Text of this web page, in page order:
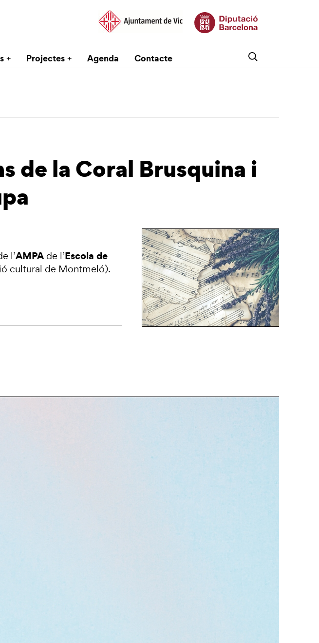
Projectes Agenda Contacte
de la Coral Brusquina i
l’AMPAde l’Escola de
cultural de Montmeló).